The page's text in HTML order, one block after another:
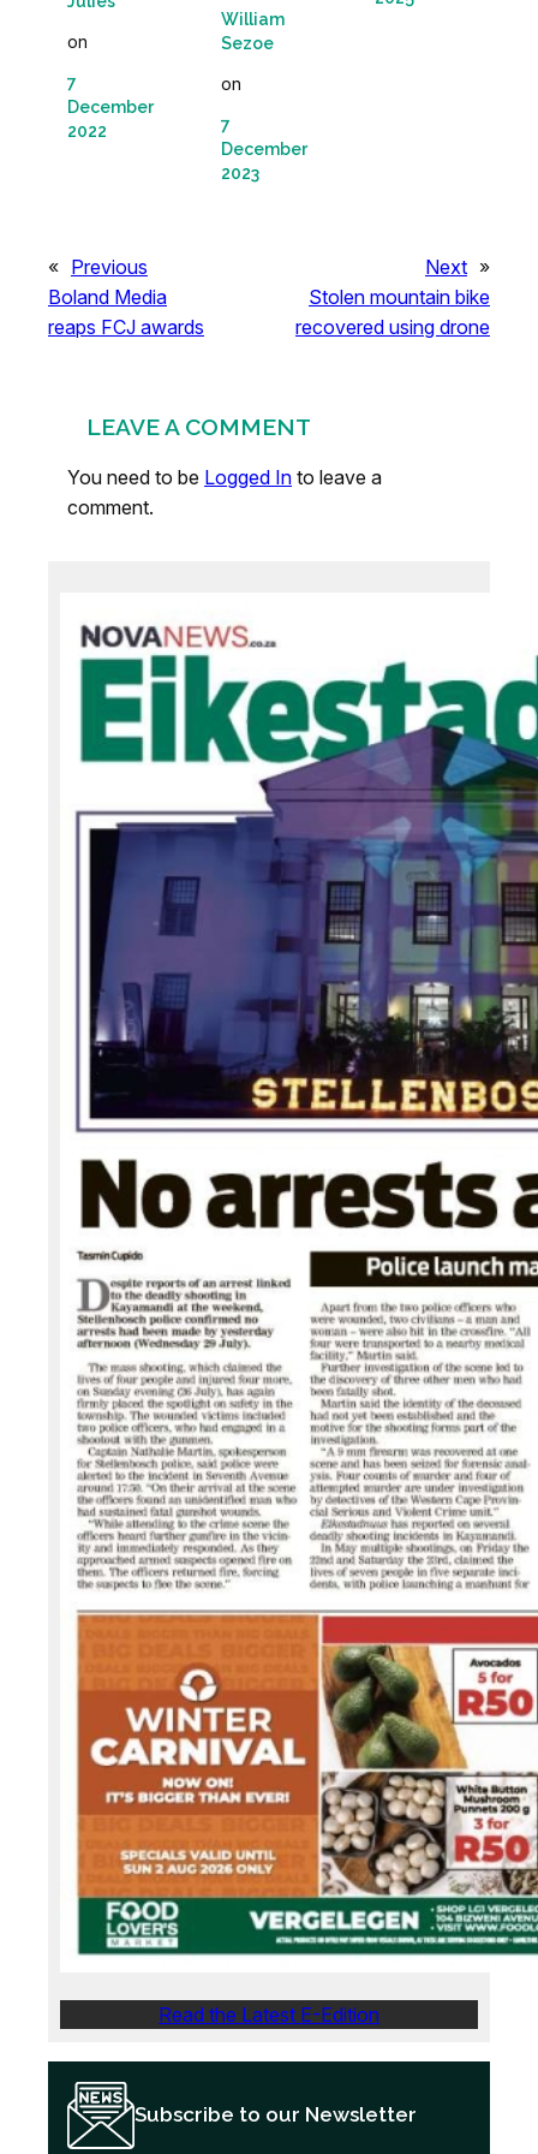
on
7
December
2022
William
Sezoe
on
7
December
2023
« Previous
Boland Media
reaps FCJ awards
Next »
Stolen mountain bike
recovered using drone
LEAVE A COMMENT
You need to be Logged In to leave a
comment.
Read the Latest E-Edition
Subscribe to our Newsletter